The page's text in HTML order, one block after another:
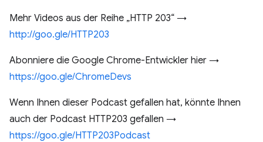
Mehr Videos aus der Reihe „HTTP 203“ →
http://goo.gle/HTTP203
Abonniere die Google Chrome-Entwickler hier →
https://goo.gle/ChromeDevs
Wenn Ihnen dieser Podcast gefallen hat, könnte Ihnen
auch der Podcast HTTP203 gefallen →
https://goo.gle/HTTP203Podcast